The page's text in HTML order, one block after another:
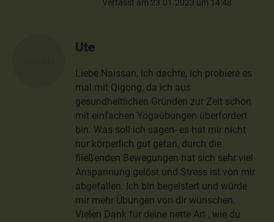
Verfasst am 23.01.2023 um 14:48
Ute
Liebe Naissan, ich dachte, ich probiere es
mal mit Qigong, da ich aus
gesundheitlichen Gründen zur Zeit schon
mit einfachen Yogaübungen überfordert
bin. Was soll ich sagen- es hat mir nicht
nur körperlich gut getan, durch die
fließenden Bewegungen hat sich sehr viel
Anspannung gelöst und Stress ist von mir
abgefallen. Ich bin begeistert und würde
mir mehr Übungen von dir wünschen.
Vielen Dank für deine nette Art , wie du